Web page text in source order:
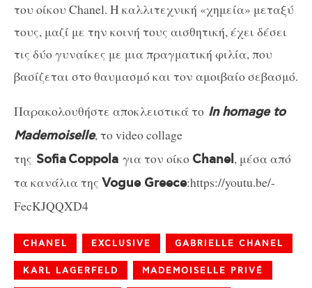
του οίκου Chanel. H καλλιτεχνική «χημεία» μεταξύ
τους, μαζί με την κοινή τους αισθητική, έχει δέσει
τις δύο γυναίκες με μια πραγματική φιλία, που
βασίζεται στο θαυμασμό και τον αμοιβαίο σεβασμό.
Παρακολουθήστε αποκλειστικά το In homage to
Mademoiselle, το video collage
της Sofia Coppola για τον οίκο Chanel, μέσα από
τα κανάλια της Vogue Greece:https://youtu.be/-
FecKJQQXD4
CHANEL EXCLUSIVE GABRIELLE CHANEL
KARL LAGERFELD MADEMOISELLE PRIVÉ